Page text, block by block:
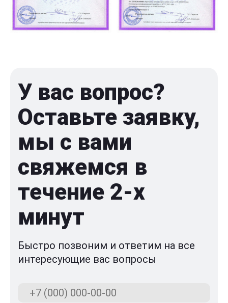
У вас вопрос?
Оставьте заявку,
мы с вами
свяжемся в
течение 2-x
минут
Быстро позвоним и ответим на все
интересующие вас вопросы